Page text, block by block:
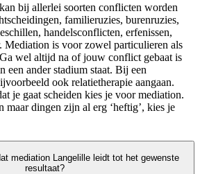
bij allerlei soorten conflicten worden
familieruzies, burenruzies,
handelsconflicten, erfenissen,
Mediation is voor zowel particulieren als
wel altijd na of jouw conflict gebaat is
een ander stadium staat. Bij een
ook relatietherapie aangaan.
je gaat scheiden kies je voor mediation.
maar dingen zijn al erg ‘heftig’, kies je
mediation Langelille leidt tot het gewenste
resultaat?